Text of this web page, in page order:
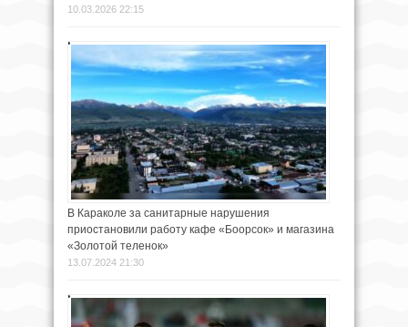
10.03.2026 22:15
В Караколе за санитарные нарушения
приостановили работу кафе «Боорсок» и магазина
«Золотой теленок»
13.07.2024 21:30